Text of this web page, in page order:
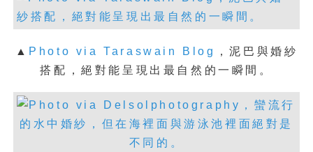
▲ Photo via Taraswain Blog ，泥巴與婚紗
搭配，絕對能呈現出最自然的一瞬間。